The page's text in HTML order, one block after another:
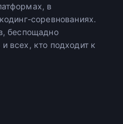
в
соревнованиях.
беспощадно
всех, кто подходит к